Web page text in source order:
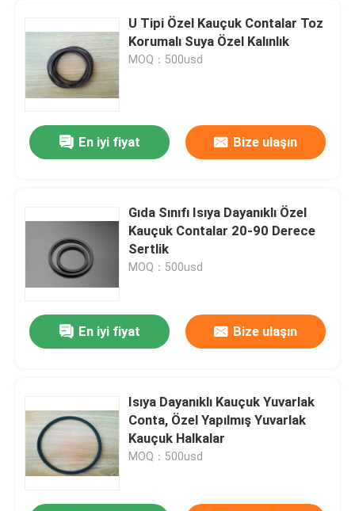
U Tipi Özel Kauçuk Contalar Toz
Korumalı Suya Özel Kalınlık
MOQ：500usd
En iyi fiyat Bize ulaşın
Gıda Sınıfı Isıya Dayanıklı Özel
Kauçuk Contalar 20-90 Derece
Sertlik
MOQ：500usd
En iyi fiyat Bize ulaşın
Isıya Dayanıklı Kauçuk Yuvarlak
Conta, Özel Yapılmış Yuvarlak
Kauçuk Halkalar
MOQ：500usd